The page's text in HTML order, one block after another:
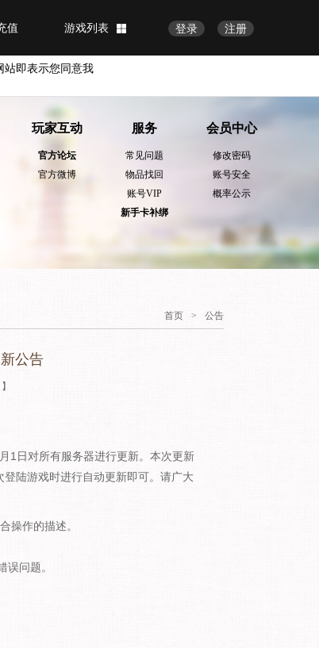
注册
登录
游戏列表
值
站即表示您同意我
玩家互动
官方论坛
官方微博
服务
常见问题
物品找回
账号VIP
新手卡补绑
会员中心
修改密码
账号安全
概率公示
首页 > 公告
公告
】
日对所有服务器进行更新。本次更新
陆游戏时进行自动更新即可。请广大
作的描述。
问题。